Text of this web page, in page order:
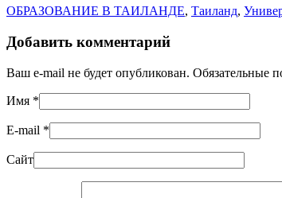
ОБРАЗОВАНИЕ В ТАИЛАНДЕ, Таиланд,
Добавить комментарий
Ваш e-mail не будет опубликован. Обязательные
Имя *
E-mail *
Сайт